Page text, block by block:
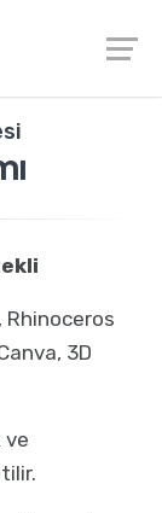
Rhinoceros
3D
ve